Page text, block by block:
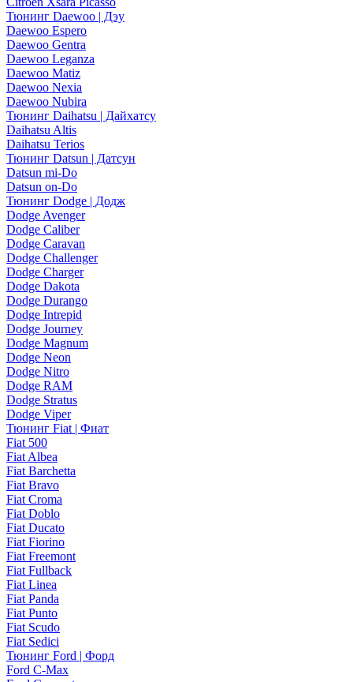
Тюнинг Daewoo | Дэу
Daewoo Espero
Daewoo Gentra
Daewoo Leganza
Daewoo Matiz
Daewoo Nexia
Daewoo Nubira
Тюнинг Daihatsu | Дайхатсу
Daihatsu Altis
Daihatsu Terios
Тюнинг Datsun | Датсун
Datsun mi-Do
Datsun on-Do
Тюнинг Dodge | Додж
Dodge Avenger
Dodge Caliber
Dodge Caravan
Dodge Challenger
Dodge Charger
Dodge Dakota
Dodge Durango
Dodge Intrepid
Dodge Journey
Dodge Magnum
Dodge Neon
Dodge Nitro
Dodge RAM
Dodge Stratus
Dodge Viper
Тюнинг Fiat | Фиат
Fiat 500
Fiat Albea
Fiat Barchetta
Fiat Bravo
Fiat Croma
Fiat Doblo
Fiat Ducato
Fiat Fiorino
Fiat Freemont
Fiat Fullback
Fiat Linea
Fiat Panda
Fiat Punto
Fiat Scudo
Fiat Sedici
Тюнинг Ford | Форд
Ford C-Max